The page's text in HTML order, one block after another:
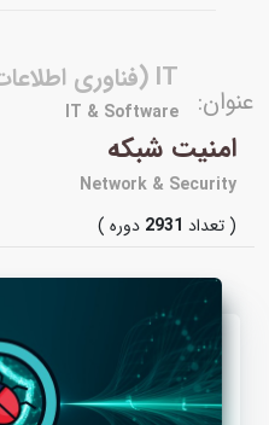
عنوان:
IT (فناوری اطلاعات ) و نرم افزار
IT & Software
امنیت شبکه
Network & Security
( تعداد2931دوره )